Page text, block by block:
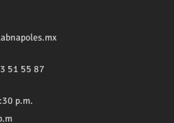
51 55 87
p.m.